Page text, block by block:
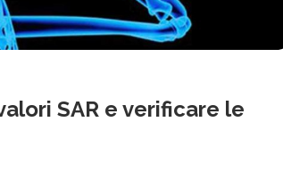
SAR e verificare le